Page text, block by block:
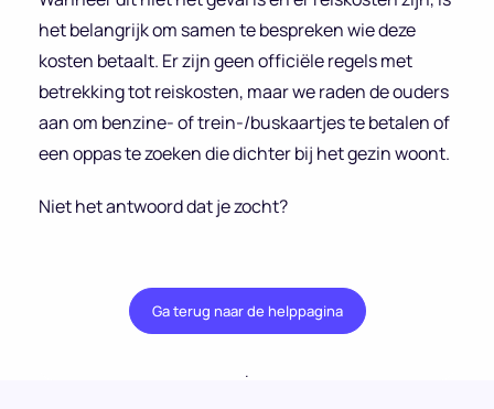
het belangrijk om samen te bespreken wie deze
kosten betaalt. Er zijn geen officiële regels met
betrekking tot reiskosten, maar we raden de ouders
aan om benzine- of trein-/buskaartjes te betalen of
een oppas te zoeken die dichter bij het gezin woont.
Niet het antwoord dat je zocht?
Ga terug naar de helppagina
.